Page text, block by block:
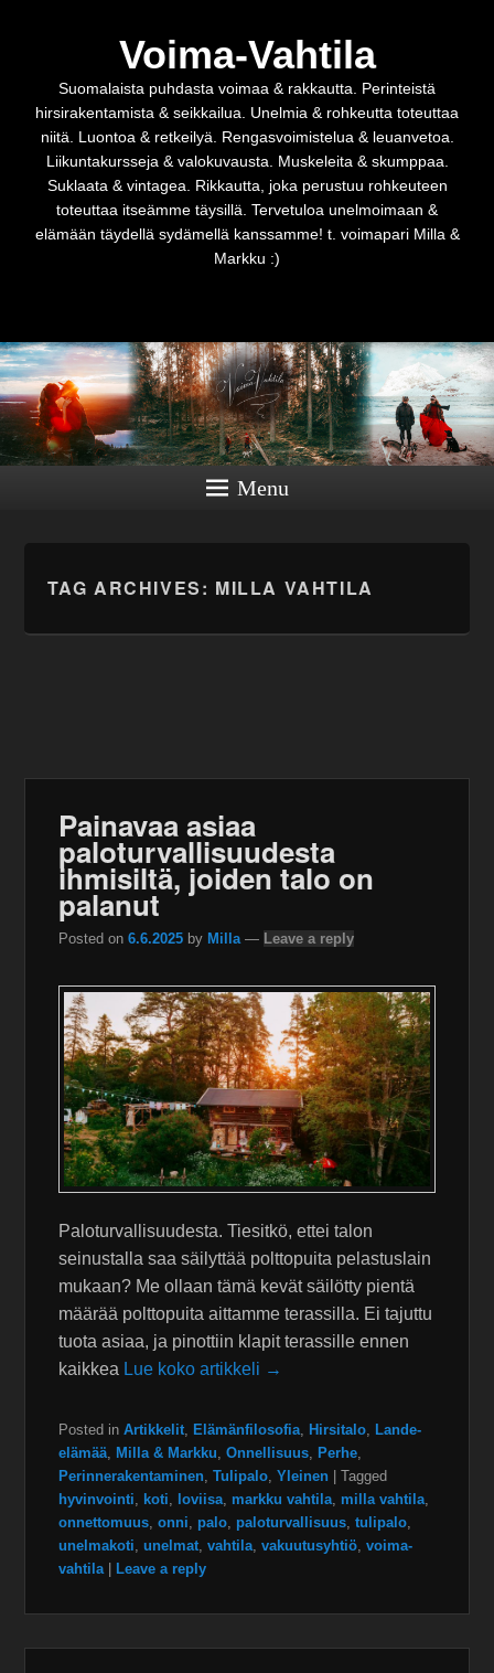
Voima-Vahtila
Suomalaista puhdasta voimaa & rakkautta. Perinteistä
hirsirakentamista & seikkailua. Unelmia & rohkeutta toteuttaa
niitä. Luontoa & retkeilyä. Rengasvoimistelua & leuanvetoa.
Liikuntakursseja & valokuvausta. Muskeleita & skumppaa.
Suklaata & vintagea. Rikkautta, joka perustuu rohkeuteen
toteuttaa itseämme täysillä. Tervetuloa unelmoimaan &
elämään täydellä sydämellä kanssamme! t. voimapari Milla &
Markku :)
Menu
TAG ARCHIVES: MILLA VAHTILA
Painavaa asiaa
paloturvallisuudesta
ihmisiltä, joiden talo on
palanut
Posted on6.6.2025 by Milla — Leave a reply
Paloturvallisuudesta. Tiesitkö, ettei talon
seinustalla saa säilyttää polttopuita pelastuslain
mukaan? Me ollaan tämä kevät säilötty pientä
määrää polttopuita aittamme terassilla. Ei tajuttu
tuota asiaa, ja pinottiin klapit terassille ennen
kaikkea Lue koko artikkeli →
Posted in Artikkelit, Elämänfilosofia, Hirsitalo, Lande-
elämää, Milla & Markku,Onnellisuus, Perhe,
Perinnerakentaminen,Tulipalo,Yleinen |Tagged
hyvinvointi, koti, loviisa, markku vahtila, milla vahtila,
onnettomuus,onni, palo, paloturvallisuus,tulipalo,
unelmakoti,unelmat,vahtila,vakuutusyhtiö,voima-
vahtila
Leave a reply